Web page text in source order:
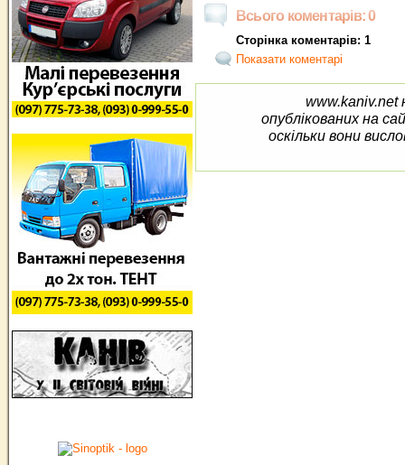
Всього коментарів: 0
Сторінка коментарів: 1
Показати коментарі
www.kaniv.net
опублікованих на
оскільки вони